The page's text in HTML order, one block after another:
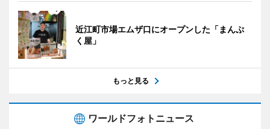
近江町市場エムザ口にオープンした「まんぷ
く屋」
もっと見る
ワールドフォトニュース